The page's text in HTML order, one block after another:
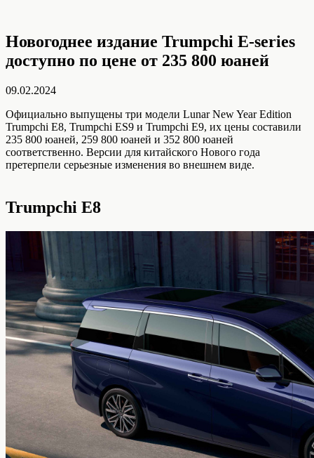
Новогоднее издание Trumpchi E-series
доступно по цене от 235 800 юаней
09.02.2024
Официально выпущены три модели Lunar New Year Edition
Trumpchi E8, Trumpchi ES9 и Trumpchi E9, их цены составили
235 800 юаней, 259 800 юаней и 352 800 юаней
соответственно. Версии для китайского Нового года
претерпели серьезные изменения во внешнем виде.
Trumpchi E8